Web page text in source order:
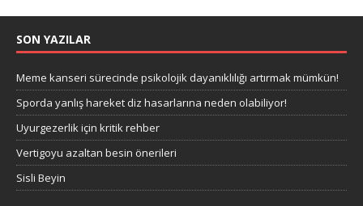
SON YAZILAR
Meme kanseri sürecinde psikolojik dayanıklılığı artırmak mümkün!
Sporda yanlış hareket diz hasarlarına neden olabiliyor!
Uyurgezerlik için kritik rehber
Vertigoyu azaltan besin önerileri
Sisli Beyin